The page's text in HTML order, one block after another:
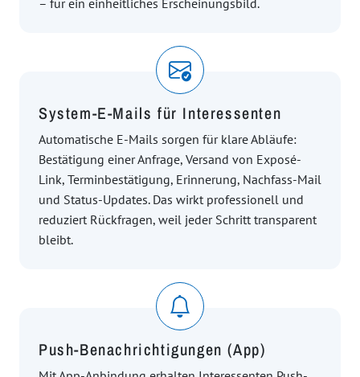
– für ein einheitliches Erscheinungsbild.
System-E-Mails für Interessenten
Automatische E-Mails sorgen für klare Abläufe:
Bestätigung einer Anfrage, Versand von Exposé-
Link, Terminbestätigung, Erinnerung, Nachfass-Mail
und Status-Updates. Das wirkt professionell und
reduziert Rückfragen, weil jeder Schritt transparent
bleibt.
Push-Benachrichtigungen (App)